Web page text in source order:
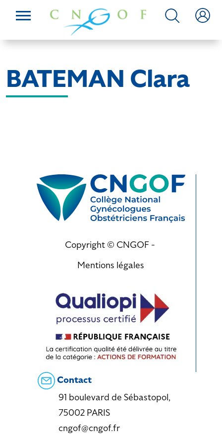
BATEMAN Clara
Copyright © CNGOF -
Mentions légales
Contact
91 boulevard de Sébastopol,
75002 PARIS
cngof@cngof.fr